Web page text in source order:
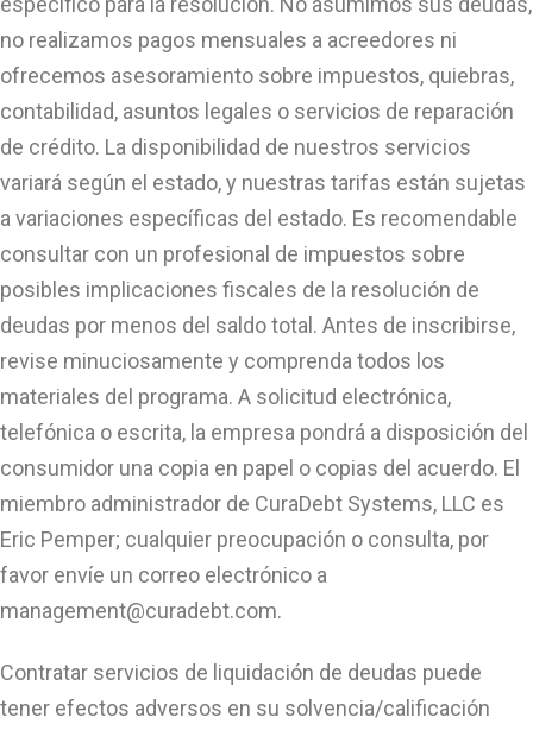
no realizamos pagos mensuales a acreedores ni
ofrecemos asesoramiento sobre impuestos, quiebras,
contabilidad, asuntos legales o servicios de reparación
de crédito. La disponibilidad de nuestros servicios
variará según el estado, y nuestras tarifas están sujetas
a variaciones específicas del estado. Es recomendable
consultar con un profesional de impuestos sobre
posibles implicaciones fiscales de la resolución de
deudas por menos del saldo total. Antes de inscribirse,
revise minuciosamente y comprenda todos los
materiales del programa. A solicitud electrónica,
telefónica o escrita, la empresa pondrá a disposición del
consumidor una copia en papel o copias del acuerdo. El
miembro administrador de CuraDebt Systems, LLC es
Eric Pemper; cualquier preocupación o consulta, por
favor envíe un correo electrónico a
management@curadebt.com.
Contratar servicios de liquidación de deudas puede
tener efectos adversos en su solvencia/calificación